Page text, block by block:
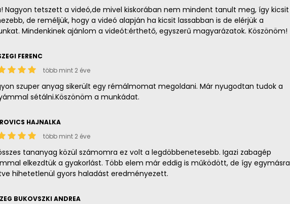
Nagyon tetszett a videó,de mivel kiskorában nem mindent tanult meg, így kicsit
de reméljük, hogy a videó alapján ha kicsit lassabban is de elérjük a
Mindenkinek ajánlom a videót:érthető, egyszerű magyarázatok. Köszönöm!
FERENC
több mint 2 éve
szuper anyag sikerült egy rémálmomat megoldani. Már nyugodtan tudok a
sétálni.Köszönöm a munkádat.
HAJNALKA
több mint 2 éve
tananyag közül számomra ez volt a legdöbbenetesebb. Igazi zabagép
elkezdtük a gyakorlást. Több elem már eddig is működött, de így egymásra
hihetetlenül gyors haladást eredményezett.
BUKOVSZKI ANDREA